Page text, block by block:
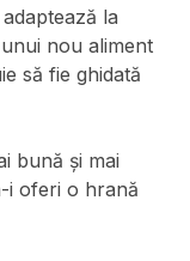
la
nou aliment
să fie ghidată
bună și mai
i oferi o hrană